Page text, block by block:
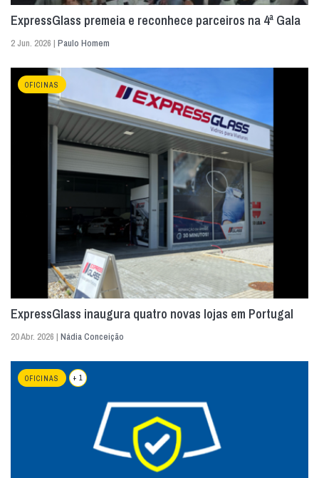
ExpressGlass premeia e reconhece parceiros na 4ª Gala
2 Jun. 2026 | Paulo Homem
OFICINAS
ExpressGlass inaugura quatro novas lojas em Portugal
20 Abr. 2026 | Nádia Conceição
OFICINAS + 1